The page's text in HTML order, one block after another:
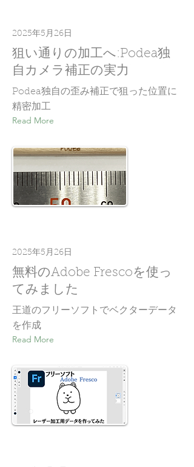
2025年5月26日
狙い通りの加工へ:Podea独
自カメラ補正の実力
Podea独自の歪み補正で狙った位置に
精密加工
Read More
2025年5月26日
無料のAdobe Frescoを使っ
てみました
王道のフリーソフトでベクターデータ
を作成
Read More